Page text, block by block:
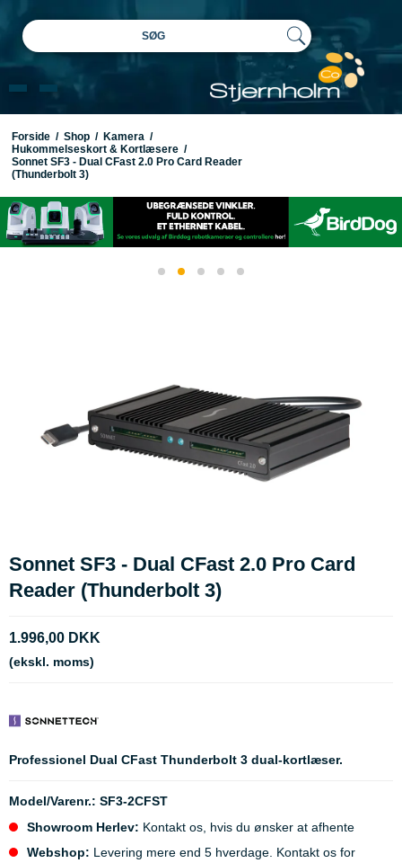
SØG
Forside / Shop / Kamera /
Hukommelseskort & Kortlæsere /
Sonnet SF3 - Dual CFast 2.0 Pro Card Reader
(Thunderbolt 3)
Sonnet SF3 - Dual CFast 2.0 Pro Card
Reader (Thunderbolt 3)
1.996,00 DKK
(ekskl. moms)
Professionel Dual CFast Thunderbolt 3 dual-kortlæser.
Model/Varenr.: SF3-2CFST
Showroom Herlev: Kontakt os, hvis du ønsker at afhente
Webshop: Levering mere end 5 hverdage. Kontakt os for